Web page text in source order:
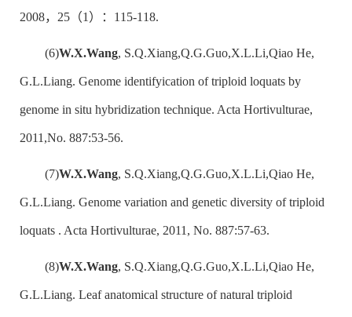
2008，25（1）：115-118.
(6)W.X.Wang, S.Q.Xiang,Q.G.Guo,X.L.Li,Qiao He,
G.L.Liang. Genome identifyication of triploid loquats by
genome in situ hybridization technique. Acta Hortivulturae,
2011,No. 887:53-56.
(7)W.X.Wang, S.Q.Xiang,Q.G.Guo,X.L.Li,Qiao He,
G.L.Liang. Genome variation and genetic diversity of triploid
loquats . Acta Hortivulturae, 2011, No. 887:57-63.
(8)W.X.Wang, S.Q.Xiang,Q.G.Guo,X.L.Li,Qiao He,
G.L.Liang. Leaf anatomical structure of natural triploid